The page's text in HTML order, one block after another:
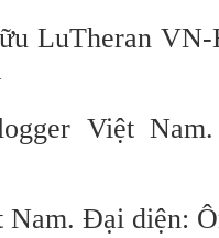
LuTheran
Việt
Đại diện: